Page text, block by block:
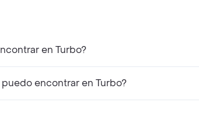
en Turbo?
encontrar en Turbo?